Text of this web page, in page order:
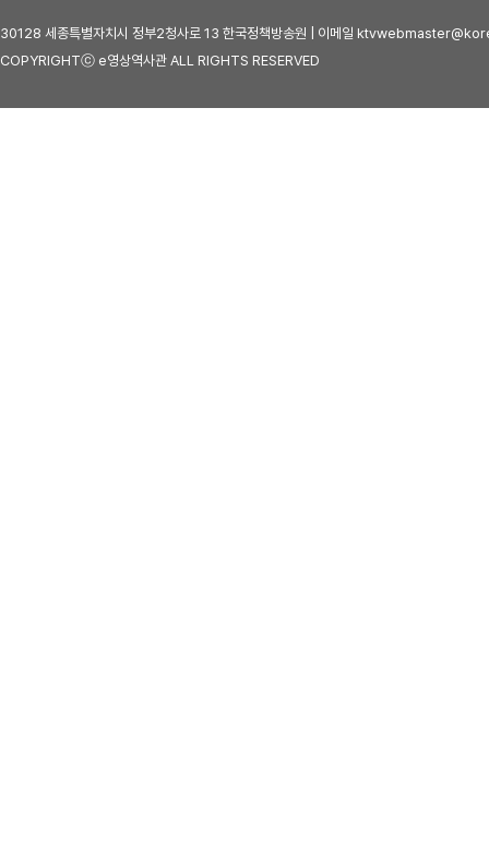
30128 세종특별자치시 정부2청사로 13 한국정책방송원 | 이메일
COPYRIGHTⓒ e영상역사관 ALL RIGHTS RESERVED